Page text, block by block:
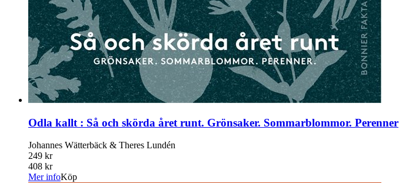
Odla kallt : Så och skörda året runt. Grönsaker. Sommarblommor. Perenner
Johannes Wätterbäck & Theres Lundén
249 kr
408 kr
Mer infoKöp